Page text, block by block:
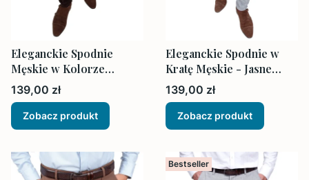
Eleganckie Spodnie
Męskie w Kolorze
Ciemnym Brązowym z
Ozdobnym Przeszyciem
Cena
139,00 zł
Zobacz produkt
Eleganckie Spodnie w
Kratę Męskie - Jasne
Szare
Cena
139,00 zł
Zobacz produkt
Bestseller